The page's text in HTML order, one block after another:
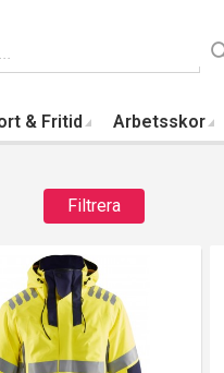
& Fritid Arbetsskor
Filtrera